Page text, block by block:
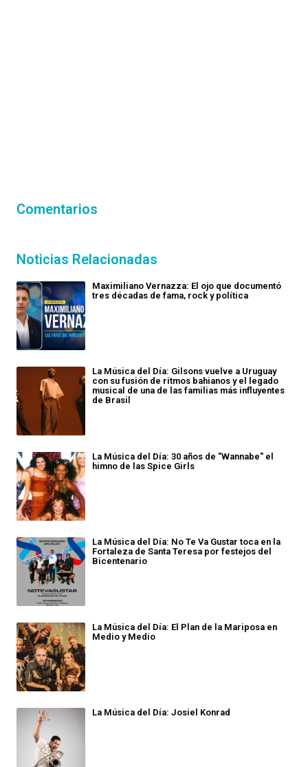
Comentarios
Noticias Relacionadas
Maximiliano Vernazza: El ojo que documentó
tres décadas de fama, rock y política
La Música del Día: Gilsons vuelve a Uruguay
con su fusión de ritmos bahianos y el legado
musical de una de las familias más influyentes
de Brasil
La Música del Día: 30 años de "Wannabe" el
himno de las Spice Girls
La Música del Día: No Te Va Gustar toca en la
Fortaleza de Santa Teresa por festejos del
Bicentenario
La Música del Día: El Plan de la Mariposa en
Medio y Medio
La Música del Día: Josiel Konrad